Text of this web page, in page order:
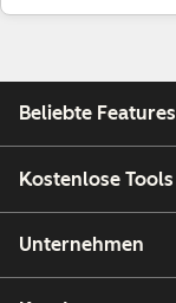
Beliebte Features
Kostenlose Tools
Unternehmen